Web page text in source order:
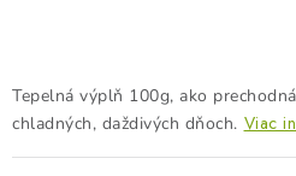
ZNAČKY
Tepelná výplň 100g, ako
chladných, daždivých dňoch. Viac